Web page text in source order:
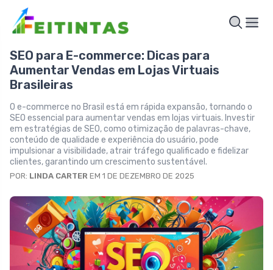
SEO para E-commerce: Dicas para
Aumentar Vendas em Lojas Virtuais
Brasileiras
O e-commerce no Brasil está em rápida expansão, tornando o
SEO essencial para aumentar vendas em lojas virtuais. Investir
em estratégias de SEO, como otimização de palavras-chave,
conteúdo de qualidade e experiência do usuário, pode
impulsionar a visibilidade, atrair tráfego qualificado e fidelizar
clientes, garantindo um crescimento sustentável.
POR: LINDA CARTER EM 1 DE DEZEMBRO DE 2025